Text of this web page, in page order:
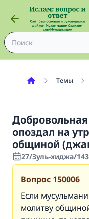
Темы
опоздал на
общиной
27/Зуль-хиджа/
Вопрос 150006
Если
молитву